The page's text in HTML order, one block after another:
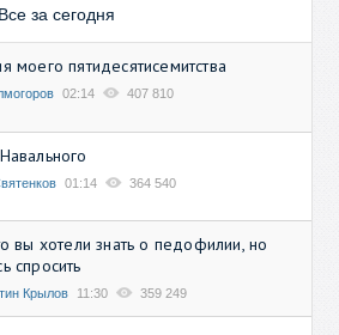
Все за сегодня
моего пятидесятисемитства
02:14 407 810
01:14 364 540
вы хотели знать о педофилии, но
спросить
Крылов 11:30 359 249